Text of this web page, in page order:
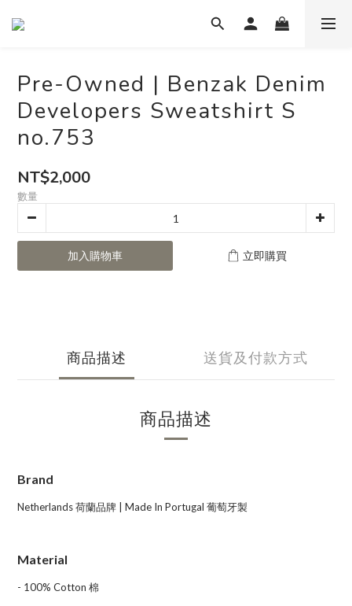
Pre-Owned | Benzak Denim
Developers Sweatshirt S
no.753
NT$2,000
數量
加入購物車 立即購買
商品描述 送貨及付款方式
商品描述
Brand
Netherlands 荷蘭品牌 | Made In Portugal 葡萄牙製
Material
- 100% Cotton 棉